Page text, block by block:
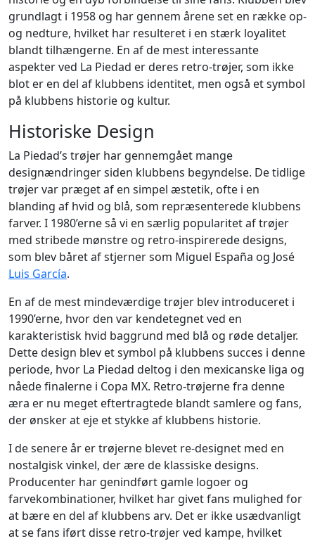
grundlagt i 1958 og har gennem årene set en række op-
og nedture, hvilket har resulteret i en stærk loyalitet
blandt tilhængerne. En af de mest interessante
aspekter ved La Piedad er deres retro-trøjer, som ikke
blot er en del af klubbens identitet, men også et symbol
på klubbens historie og kultur.
Historiske Design
La Piedad’s trøjer har gennemgået mange
designændringer siden klubbens begyndelse. De tidlige
trøjer var præget af en simpel æstetik, ofte i en
blanding af hvid og blå, som repræsenterede klubbens
farver. I 1980’erne så vi en særlig popularitet af trøjer
med stribede mønstre og retro-inspirerede designs,
som blev båret af stjerner som Miguel España og José
Luis García.
En af de mest mindeværdige trøjer blev introduceret i
1990’erne, hvor den var kendetegnet ved en
karakteristisk hvid baggrund med blå og røde detaljer.
Dette design blev et symbol på klubbens succes i denne
periode, hvor La Piedad deltog i den mexicanske liga og
nåede finalerne i Copa MX. Retro-trøjerne fra denne
æra er nu meget eftertragtede blandt samlere og fans,
der ønsker at eje et stykke af klubbens historie.
I de senere år er trøjerne blevet re-designet med en
nostalgisk vinkel, der ære de klassiske designs.
Producenter har genindført gamle logoer og
farvekombinationer, hvilket har givet fans mulighed for
at bære en del af klubbens arv. Det er ikke usædvanligt
at se fans iført disse retro-trøjer ved kampe, hvilket